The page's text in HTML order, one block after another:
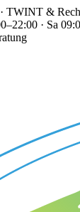
TWINT &
· Sa